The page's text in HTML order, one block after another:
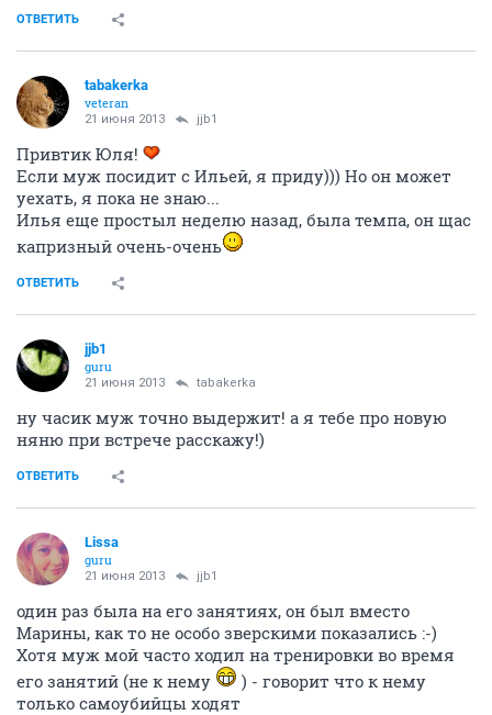
ОТВЕТИТЬ
tabakerka
veteran
21 июня 2013 jjb1
Привтик Юля!
Если муж посидит с Ильей, я приду))) Но он может
уехать, я пока не знаю...
Илья еще простыл неделю назад, была темпа, он щас
капризный очень-очень
ОТВЕТИТЬ
jjb1
guru
21 июня 2013 tabakerka
ну часик муж точно выдержит! а я тебе про новую
няню при встрече расскажу!)
ОТВЕТИТЬ
Lissa
guru
21 июня 2013 jjb1
один раз была на его занятиях, он был вместо
Марины, как то не особо зверскими показались :-)
Хотя муж мой часто ходил на тренировки во время
его занятий (не к нему
) - говорит что к нему
только самоубийцы ходят